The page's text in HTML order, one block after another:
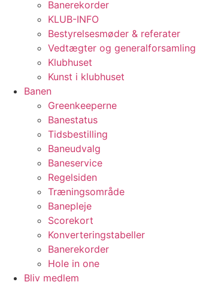
Banerekorder
KLUB-INFO
Bestyrelsesmøder & referater
Vedtægter og generalforsamling
Klubhuset
Kunst i klubhuset
Banen
Greenkeeperne
Banestatus
Tidsbestilling
Baneudvalg
Baneservice
Regelsiden
Træningsområde
Banepleje
Scorekort
Konverteringstabeller
Banerekorder
Hole in one
Bliv medlem